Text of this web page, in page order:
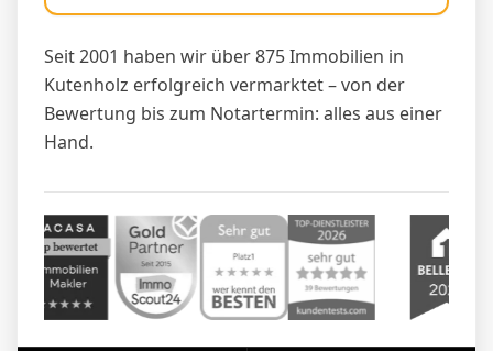
Seit 2001 haben wir über 875 Immobilien in
Kutenholz erfolgreich vermarktet – von der
Bewertung bis zum Notartermin: alles aus einer
Hand.